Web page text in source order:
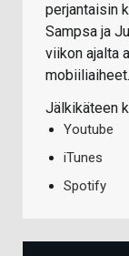
perjantaisin
Sampsa ja
viikon ajalta
mobiiliaiheet.
Jälkikäteen
Youtube
iTunes
Spotify